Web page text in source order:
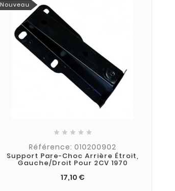
Nouveau
    
Référence: 010200902
Support Pare-Choc Arrière Étroit,
Gauche/droit Pour 2CV 1970
17,10 €